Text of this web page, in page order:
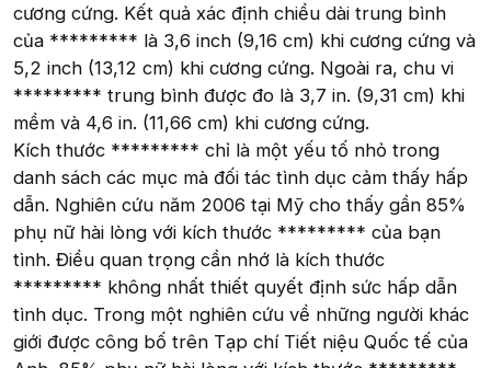
cương cứng. Kết quả xác định chiều dài trung bình
của ********* là 3,6 inch (9,16 cm) khi cương cứng và
5,2 inch (13,12 cm) khi cương cứng. Ngoài ra, chu vi
********* trung bình được đo là 3,7 in. (9,31 cm) khi
mềm và 4,6 in. (11,66 cm) khi cương cứng.
Kích thước ********* chỉ là một yếu tố nhỏ trong
danh sách các mục mà đối tác tình dục cảm thấy hấp
dẫn. Nghiên cứu năm 2006 tại Mỹ cho thấy gần 85%
phụ nữ hài lòng với kích thước ********* của bạn
tình. Điều quan trọng cần nhớ là kích thước
********* không nhất thiết quyết định sức hấp dẫn
tình dục. Trong một nghiên cứu về những người khác
giới được công bố trên Tạp chí Tiết niệu Quốc tế của